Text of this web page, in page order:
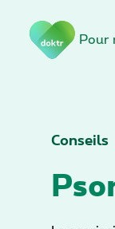
Pour
Conseils